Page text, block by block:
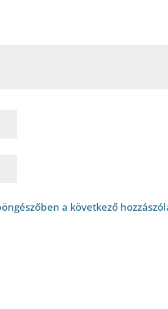
a következő